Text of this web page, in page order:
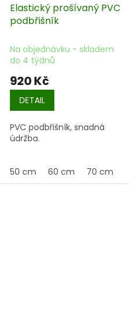
135 cm 145 cm
Elastický prošívaný PVC
podbřišník
Na objednávku - skladem
do 4 týdnů
920 Kč
DETAIL
PVC podbřišník, snadná
údržba.
50 cm 60 cm 70 cm